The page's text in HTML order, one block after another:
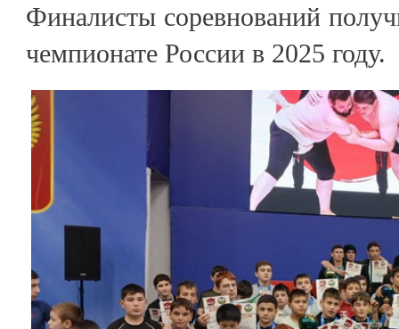
Финалисты соревнований
чемпионате России в 2025 году.